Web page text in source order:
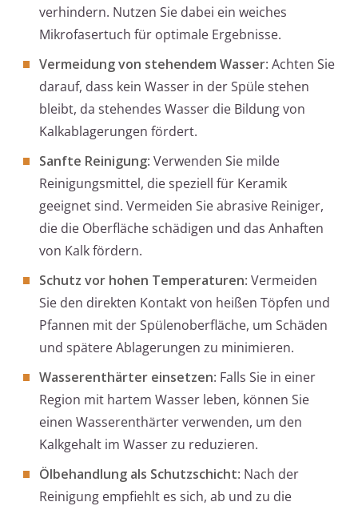
verhindern. Nutzen Sie dabei ein weiches
Mikrofasertuch für optimale Ergebnisse.
Vermeidung von stehendem Wasser: Achten Sie
darauf, dass kein Wasser in der Spüle stehen
bleibt, da stehendes Wasser die Bildung von
Kalkablagerungen fördert.
Sanfte Reinigung: Verwenden Sie milde
Reinigungsmittel, die speziell für Keramik
geeignet sind. Vermeiden Sie abrasive Reiniger,
die die Oberfläche schädigen und das Anhaften
von Kalk fördern.
Schutz vor hohen Temperaturen: Vermeiden
Sie den direkten Kontakt von heißen Töpfen und
Pfannen mit der Spülenoberfläche, um Schäden
und spätere Ablagerungen zu minimieren.
Wasserenthärter einsetzen: Falls Sie in einer
Region mit hartem Wasser leben, können Sie
einen Wasserenthärter verwenden, um den
Kalkgehalt im Wasser zu reduzieren.
Ölbehandlung als Schutzschicht: Nach der
Reinigung empfiehlt es sich, ab und zu die